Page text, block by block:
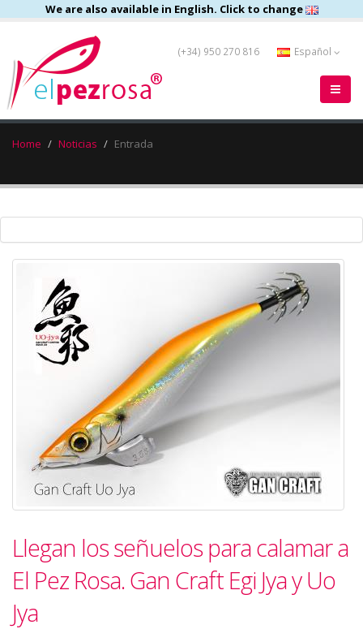
We are also available in English. Click to change
(+34) 950 270 816 Español
Home Noticias Entrada
Llegan los señuelos para calamar a
El Pez Rosa. Gan Craft Egi Jya y Uo
Jya